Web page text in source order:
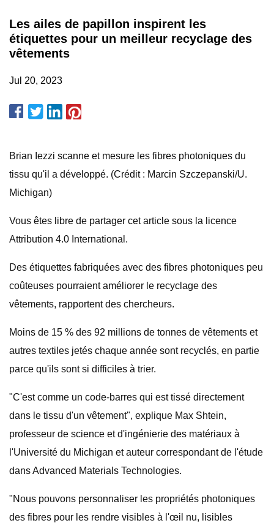
Les ailes de papillon inspirent les
étiquettes pour un meilleur recyclage des
vêtements
Jul 20, 2023
Brian Iezzi scanne et mesure les fibres photoniques du
tissu qu'il a développé. (Crédit : Marcin Szczepanski/U.
Michigan)
Vous êtes libre de partager cet article sous la licence
Attribution 4.0 International.
Des étiquettes fabriquées avec des fibres photoniques peu
coûteuses pourraient améliorer le recyclage des
vêtements, rapportent des chercheurs.
Moins de 15 % des 92 millions de tonnes de vêtements et
autres textiles jetés chaque année sont recyclés, en partie
parce qu'ils sont si difficiles à trier.
"C'est comme un code-barres qui est tissé directement
dans le tissu d'un vêtement", explique Max Shtein,
professeur de science et d'ingénierie des matériaux à
l'Université du Michigan et auteur correspondant de l'étude
dans Advanced Materials Technologies.
"Nous pouvons personnaliser les propriétés photoniques
des fibres pour les rendre visibles à l'œil nu, lisibles